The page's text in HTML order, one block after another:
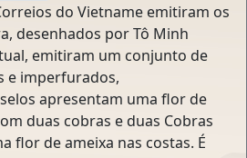
do Vietname emitiram os
desenhados por Tô Minh
emitiram um conjunto de
e imperfurados,
apresentam uma flor de
duas cobras e duas Cobras
flor de ameixa nas costas. É